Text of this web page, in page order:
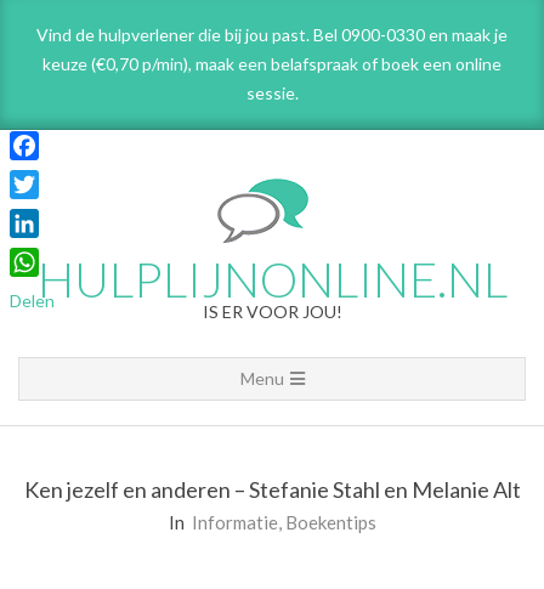
content
Vind de hulpverlener die bij jou past. Bel 0900-0330 en maak je
keuze (€0,70 p/min), maak een belafspraakof boek een online
sessie.
HULPLIJNONLINE.NL
IS ER VOOR JOU!
Navigation
Menu
Menu
Ken jezelf en anderen – Stefanie Stahl en Melanie Alt
In Informatie, Boekentips
Facebook
Twitter
LinkedIn
WhatsApp
Delen